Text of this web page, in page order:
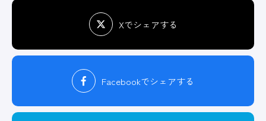
Xでシェアする
Facebookでシェアする